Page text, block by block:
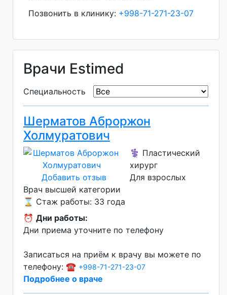
Позвонить в клинику: +998-71-271-23-07
Врачи Estimed
Специальность
Шерматов Аброржон
Холмуратович
Добавить отзыв
⚕️ Пластический
хирург
Для взрослых
Врач высшей категории
⌛ Стаж работы: 33 года
⏰ Дни работы:
Дни приема уточните по телефону
Записаться на приём к врачу вы можете по
телефону: ☎️ +998-71-271-23-07
Подробнее о враче